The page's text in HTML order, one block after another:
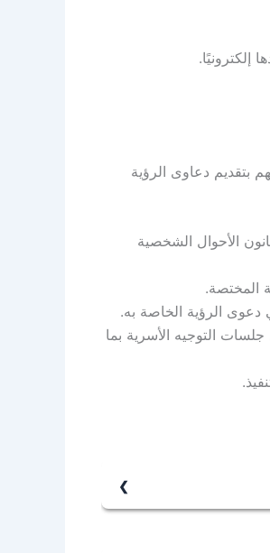
إلكترونيًا.
بتقديم دعاوى الرؤية
الأحوال الشخصية
المختصة.
الرؤية الخاصة به.
التوجيه الأسرية بما